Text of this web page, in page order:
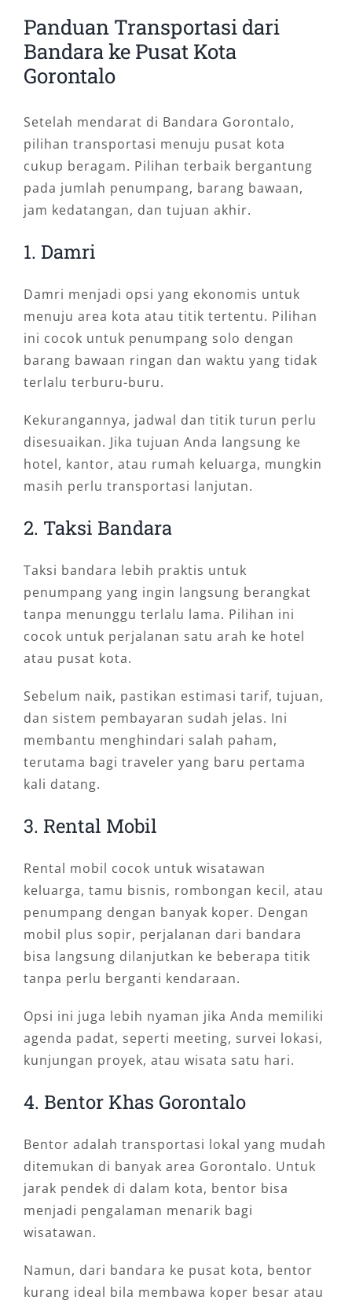
Panduan Transportasi dari
Bandara ke Pusat Kota
Gorontalo
Setelah mendarat di Bandara Gorontalo,
pilihan transportasi menuju pusat kota
cukup beragam. Pilihan terbaik bergantung
pada jumlah penumpang, barang bawaan,
jam kedatangan, dan tujuan akhir.
1. Damri
Damri menjadi opsi yang ekonomis untuk
menuju area kota atau titik tertentu. Pilihan
ini cocok untuk penumpang solo dengan
barang bawaan ringan dan waktu yang tidak
terlalu terburu-buru.
Kekurangannya, jadwal dan titik turun perlu
disesuaikan. Jika tujuan Anda langsung ke
hotel, kantor, atau rumah keluarga, mungkin
masih perlu transportasi lanjutan.
2. Taksi Bandara
Taksi bandara lebih praktis untuk
penumpang yang ingin langsung berangkat
tanpa menunggu terlalu lama. Pilihan ini
cocok untuk perjalanan satu arah ke hotel
atau pusat kota.
Sebelum naik, pastikan estimasi tarif, tujuan,
dan sistem pembayaran sudah jelas. Ini
membantu menghindari salah paham,
terutama bagi traveler yang baru pertama
kali datang.
3. Rental Mobil
Rental mobil cocok untuk wisatawan
keluarga, tamu bisnis, rombongan kecil, atau
penumpang dengan banyak koper. Dengan
mobil plus sopir, perjalanan dari bandara
bisa langsung dilanjutkan ke beberapa titik
tanpa perlu berganti kendaraan.
Opsi ini juga lebih nyaman jika Anda memiliki
agenda padat, seperti meeting, survei lokasi,
kunjungan proyek, atau wisata satu hari.
4. Bentor Khas Gorontalo
Bentor adalah transportasi lokal yang mudah
ditemukan di banyak area Gorontalo. Untuk
jarak pendek di dalam kota, bentor bisa
menjadi pengalaman menarik bagi
wisatawan.
Namun, dari bandara ke pusat kota, bentor
kurang ideal bila membawa koper besar atau